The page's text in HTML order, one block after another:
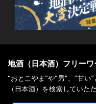
地酒（日本酒）フリー
“おとこやま”や“男”、”甘
（日本酒）を検索していた